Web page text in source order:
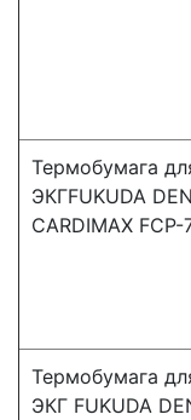
Термобумага
ЭКГFUKUDA
CARDIMAX FСР-
Термобумага
ЭКГ FUKUDA